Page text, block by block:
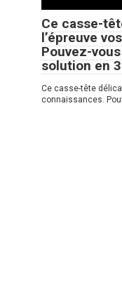
Ce casse-
l’épreuve
Pouvez-
solution en
Ce casse-tête
connaissances.